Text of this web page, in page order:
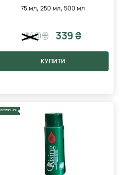
75 мл,250 мл, 500 мл
540₴ 339 ₴
КУПИТИ
BESTSELLER